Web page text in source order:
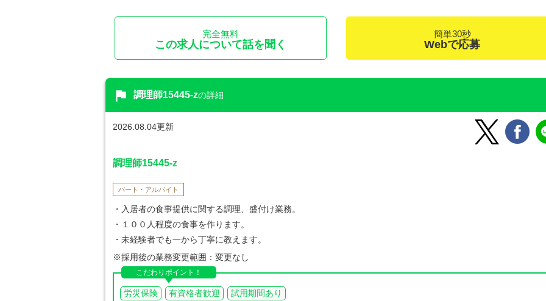
完全無料
この求人について話を聞く
簡単30秒
Webで応募
flag 調理師15445-zの詳細
2026.08.04更新
調理師15445-z
パート・アルバイト
・入居者の食事提供に関する調理、盛付け業務。
・１００人程度の食事を作ります。
・未経験者でも一から丁寧に教えます。
※採用後の業務変更範囲：変更なし
こだわりポイント！
労災保険 有資格者歓迎 試用期間あり